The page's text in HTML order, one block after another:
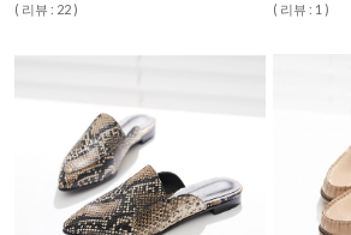
( 리뷰 : 22 ) ( 리뷰 : 1 )